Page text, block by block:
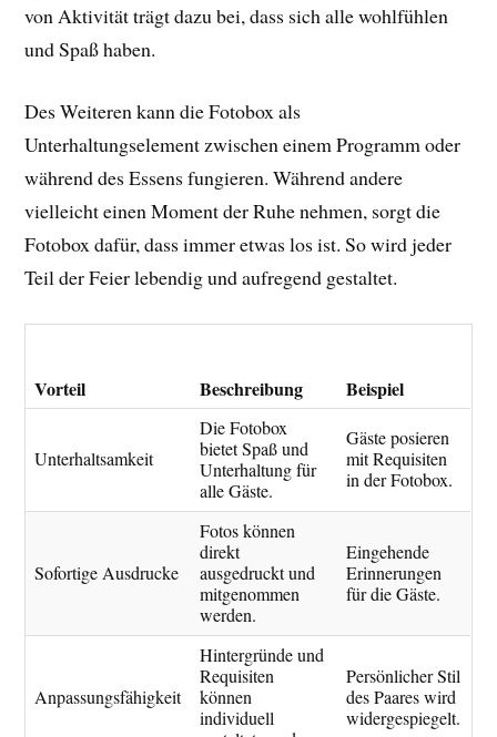
von Aktivität trägt dazu bei, dass sich alle wohlfühlen
und Spaß haben.
Des Weiteren kann die Fotobox als
Unterhaltungselement zwischen einem Programm oder
während des Essens fungieren. Während andere
vielleicht einen Moment der Ruhe nehmen, sorgt die
Fotobox dafür, dass immer etwas los ist. So wird jeder
Teil der Feier lebendig und aufregend gestaltet.
Vorteil Beschreibung Beispiel
Unterhaltsamkeit
Die Fotobox
bietet Spaß und
Unterhaltung für
alle Gäste.
Gäste posieren
mit Requisiten
in der Fotobox.
Sofortige Ausdrucke
Fotos können
direkt
ausgedruckt und
mitgenommen
werden.
Eingehende
Erinnerungen
für die Gäste.
Anpassungsfähigkeit
Hintergründe und
Requisiten
können
individuell
Persönlicher Stil
des Paares wird
widergespiegelt.